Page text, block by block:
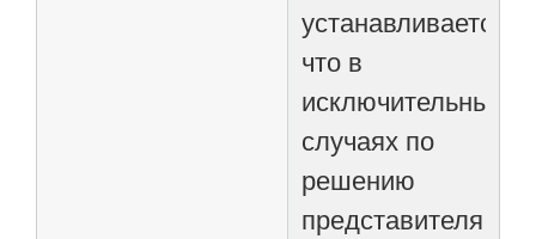
устанавливается,
что в
исключительных
случаях по
решению
представителя